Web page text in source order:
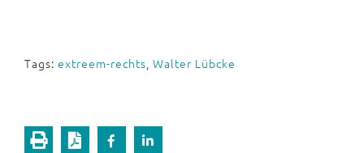
Tags: extreem-rechts, Walter Lübcke